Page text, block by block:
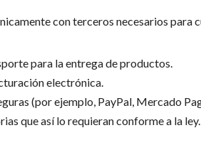
con terceros necesarios para
para la entrega de productos.
electrónica.
(por ejemplo, PayPal, Mercado
que así lo requieran conforme a la ley.